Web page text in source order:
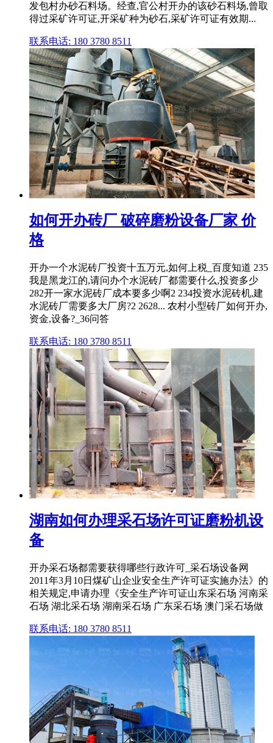
发包村办砂石料场。经查,官公村开办的该砂石料场,曾取
得过采矿许可证,开采矿种为砂石,采矿许可证有效期...
联系电话: 180 3780 8511
如何开办砖厂 破碎磨粉设备厂家 价
格
开办一个水泥砖厂投资十五万元,如何上税_百度知道 235
我是黑龙江的,请问办个水泥砖厂都需要什么,投资多少
282开一家水泥砖厂成本要多少啊2 234投资水泥砖机,建
水泥砖厂需要多大厂房?2 2628... 农村小型砖厂如何开办,
资金,设备?_36问答
联系电话: 180 3780 8511
湖南如何办理采石场许可证磨粉机设
备
开办采石场都需要获得哪些行政许可_采石场设备网
2011年3月10日煤矿山企业安全生产许可证实施办法》的
相关规定,申请办理《安全生产许可证山东采石场 河南采
石场 湖北采石场 湖南采石场 广东采石场 澳门采石场做
联系电话: 180 3780 8511